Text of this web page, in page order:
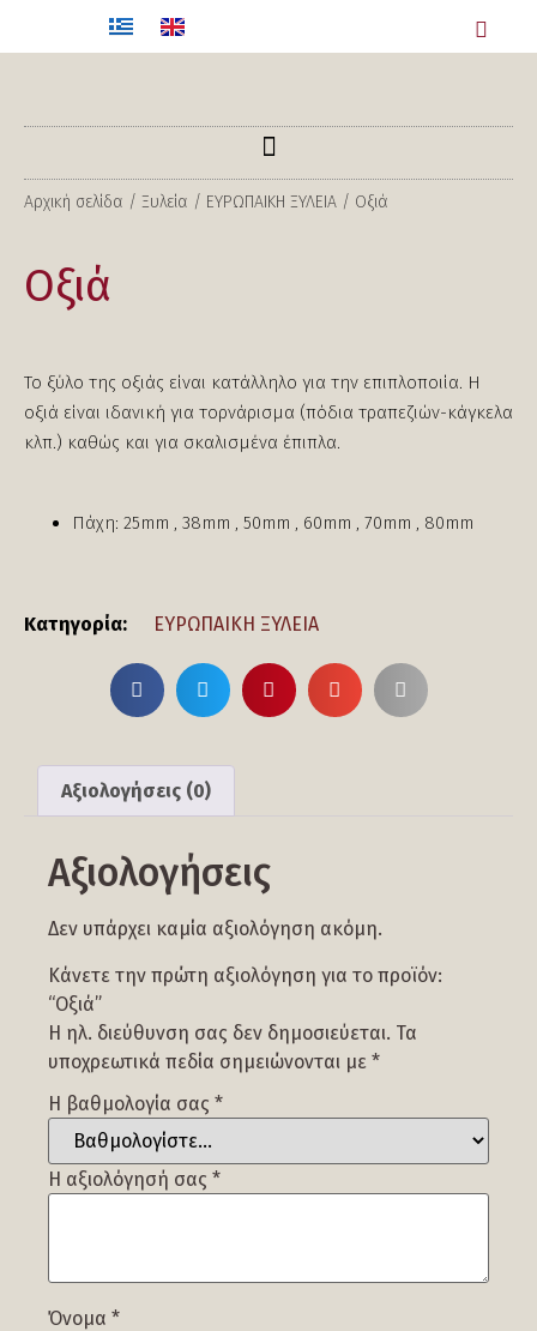
Αρχική σελίδα / Ξυλεία / ΕΥΡΩΠΑΙΚΗ ΞΥΛΕΙΑ / Οξιά
Οξιά
Το ξύλο της οξιάς είναι κατάλληλο για την επιπλοποιία. Η
οξιά είναι ιδανική για τορνάρισμα (πόδια τραπεζιών-κάγκελα
κλπ.) καθώς και για σκαλισμένα έπιπλα.
Πάχη: 25mm , 38mm , 50mm , 60mm , 70mm , 80mm
Κατηγορία: ΕΥΡΩΠΑΙΚΗ ΞΥΛΕΙΑ
Αξιολογήσεις (0)
Αξιολογήσεις
Δεν υπάρχει καμία αξιολόγηση ακόμη.
Κάνετε την πρώτη αξιολόγηση για το προϊόν:
“Οξιά”
Η ηλ. διεύθυνση σας δεν δημοσιεύεται. Τα
υποχρεωτικά πεδία σημειώνονται με *
Η βαθμολογία σας *
Η αξιολόγησή σας *
Όνομα *